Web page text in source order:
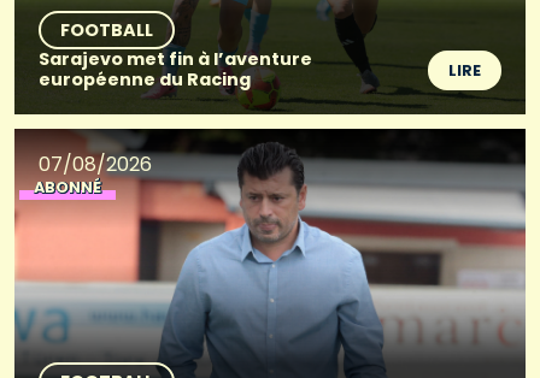
FOOTBALL
Sarajevo met fin à l’aventure
européenne du Racing
LIRE
07/08/2026
ABONNÉ